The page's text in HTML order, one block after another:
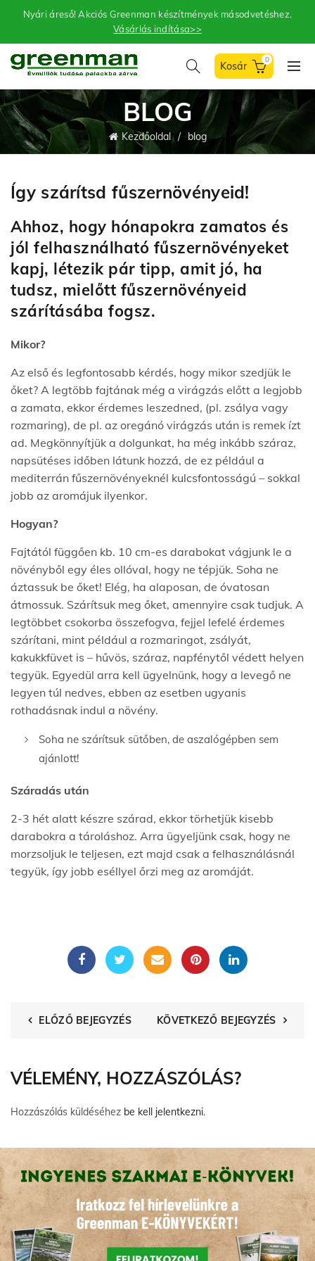
Nyári áreső! Akciós Greenman készítmények másodvetéshez.
Vásárlás indítása>>
0
BLOG
Kezdőoldal blog
Így szárítsd fűszernövényeid!
Ahhoz, hogy hónapokra zamatos és
jól felhasználható fűszernövényeket
kapj, létezik pár tipp, amit jó, ha
tudsz, mielőtt fűszernövényeid
szárításába fogsz.
Mikor?
Az első és legfontosabb kérdés, hogy mikor szedjük le
őket? A legtöbb fajtának még a virágzás előtt a legjobb
a zamata, ekkor érdemes leszedned, (pl. zsálya vagy
rozmaring), de pl. az oregánó virágzás után is remek ízt
ad. Megkönnyítjük a dolgunkat, ha még inkább száraz,
napsütéses időben látunk hozzá, de ez például a
mediterrán fűszernövényeknél kulcsfontosságú – sokkal
jobb az aromájuk ilyenkor.
Hogyan?
Fajtától függően kb. 10 cm-es darabokat vágjunk le a
növényből egy éles ollóval, hogy ne tépjük. Soha ne
áztassuk be őket! Elég, ha alaposan, de óvatosan
átmossuk. Szárítsuk meg őket, amennyire csak tudjuk. A
legtöbbet csokorba összefogva, fejjel lefelé érdemes
szárítani, mint például a rozmaringot, zsályát,
kakukkfüvet is – hűvös, száraz, napfénytől védett helyen
tegyük. Egyedül arra kell ügyelnünk, hogy a levegő ne
legyen túl nedves, ebben az esetben ugyanis
rothadásnak indul a növény.
Soha ne szárítsuk sütőben, de aszalógépben sem
ajánlott!
Száradás után
2-3 hét alatt készre szárad, ekkor törhetjük kisebb
darabokra a tároláshoz. Arra ügyeljünk csak, hogy ne
morzsoljuk le teljesen, ezt majd csak a felhasználásnál
tegyük, így jobb eséllyel őrzi meg az aromáját.
ELŐZŐ BEJEGYZÉS KÖVETKEZŐ BEJEGYZÉS
VÉLEMÉNY, HOZZÁSZÓLÁS?
Hozzászólás küldéséhez be kell jelentkezni.